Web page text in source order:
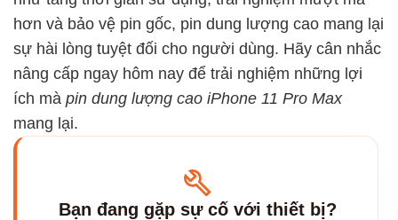
hơn và bảo vệ pin gốc, pin dung lượng cao mang lại
sự hài lòng tuyệt đối cho người dùng. Hãy cân nhắc
nâng cấp ngay hôm nay để trải nghiệm những lợi
ích mà pin dung lượng cao iPhone 11 Pro Max
mang lại.
Bạn đang gặp sự cố với thiết bị?